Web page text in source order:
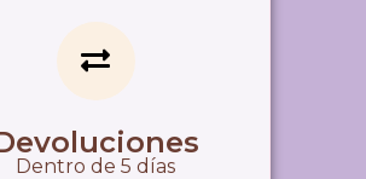
Dentro de 5 días